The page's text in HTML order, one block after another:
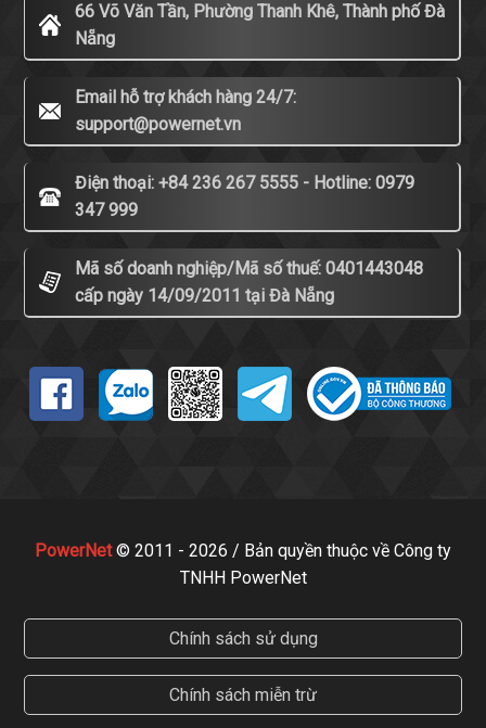
66 Võ Văn Tần, Phường Thanh Khê, Thành phố Đà
Nẵng
Email hỗ trợ khách hàng 24/7:
support@powernet.vn
Điện thoại: +84 236 267 5555 - Hotline: 0979
347 999
Mã số doanh nghiệp/Mã số thuế: 0401443048
cấp ngày 14/09/2011 tại Đà Nẵng
PowerNet© 2011 - 2026 / Bản quyền thuộc về Công ty
TNHH PowerNet
Chính sách sử dụng
Chính sách miễn trừ